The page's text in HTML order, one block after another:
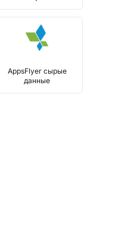
AppsFlyer сырые
данные